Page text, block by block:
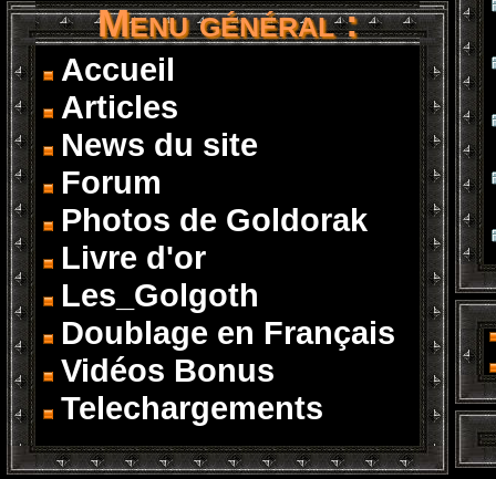
Menu général :
Accueil
Articles
News du site
Forum
Photos de Goldorak
Livre d'or
Les_Golgoth
Doublage en Français
Vidéos Bonus
Telechargements